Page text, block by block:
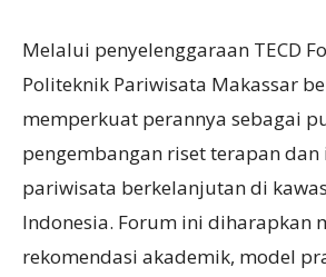
Melalui penyelenggaraan TECD
Politeknik Pariwisata Makassar
memperkuat perannya sebagai
pengembangan riset terapan dan
pariwisata berkelanjutan di
Indonesia. Forum ini diharapkan
rekomendasi akademik, model